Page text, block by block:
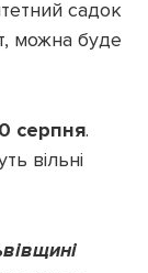
садок
можна буде
серпня.
вільні